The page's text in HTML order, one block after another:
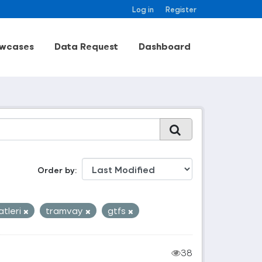
Log in Register
Data Request Dashboard
Order by
tramvay gtfs
38